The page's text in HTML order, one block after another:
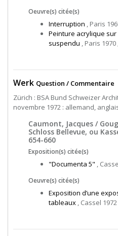
Oeuvre(s) citée(s)
Interruption , Paris
Peinture acrylique
suspendu , Paris 1970
Werk Question / Commentaire
Zürich : BSA Bund Schweizer
novembre 1972 : allemand,
Caumont, Jacques /
Schloss Bellevue, ou
654-660
Exposition(s) citée(s)
"Documenta 5" ,
Oeuvre(s) citée(s)
Exposition d’une
tableaux , Cassel